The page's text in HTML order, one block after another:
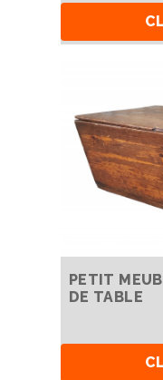
PETIT
DE TABLE